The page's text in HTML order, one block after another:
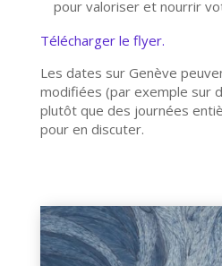
pour valoriser et nourrir
Télécharger le flyer.
Les dates sur Genève
modifiées (par exemple sur
plutôt que des journées
pour en discuter.